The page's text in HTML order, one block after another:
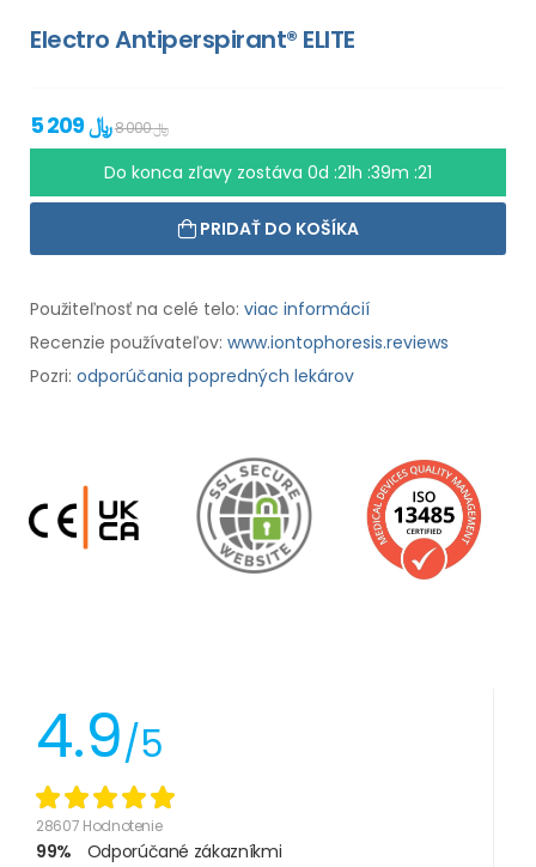
Electro Antiperspirant® ELITE
5 209 ﷼ 8 000 ﷼
Do konca zľavy zostáva 0d :21h :39m :20
PRIDAŤ DO KOŠÍKA
Použiteľnosť na celé telo: viac informácií
Recenzie používateľov: www.iontophoresis.reviews
Pozri: odporúčania popredných lekárov
4.9/5
28607 Hodnotenie
99% Odporúčané zákazníkmi